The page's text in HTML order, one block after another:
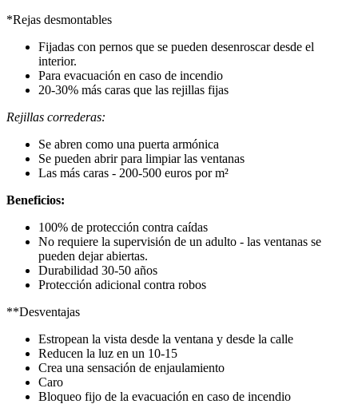
*Rejas desmontables
Fijadas con pernos que se pueden desenroscar desde el
interior.
Para evacuación en caso de incendio
20-30% más caras que las rejillas fijas
Rejillas correderas:
Se abren como una puerta armónica
Se pueden abrir para limpiar las ventanas
Las más caras - 200-500 euros por m²
Beneficios:
100% de protección contra caídas
No requiere la supervisión de un adulto - las ventanas se
pueden dejar abiertas.
Durabilidad 30-50 años
Protección adicional contra robos
**Desventajas
Estropean la vista desde la ventana y desde la calle
Reducen la luz en un 10-15
Crea una sensación de enjaulamiento
Caro
Bloqueo fijo de la evacuación en caso de incendio